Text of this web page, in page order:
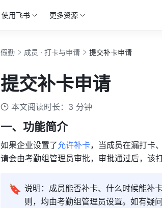
使用飞书 更多资源
假勤 成员 · 打卡与申请 提交补卡申请
提交补卡申请
本文阅读时长：3 分钟
一、功能简介
如果企业设置了 允许补卡，当成员在漏打卡
请会由考勤组管理员审批，审批通过后，该
🔖 说明：成员能否补卡、什么时候能补
则，均由考勤组管理员设置。如有疑